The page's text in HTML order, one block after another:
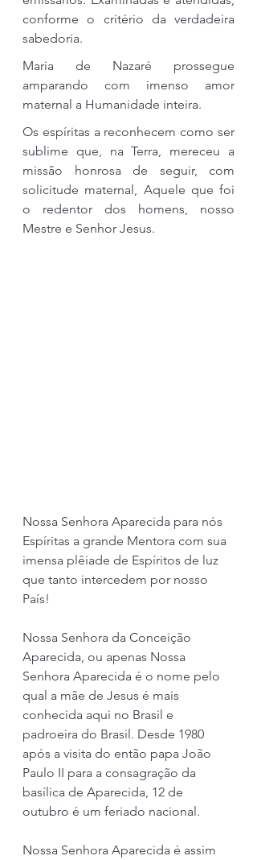
conforme o critério da verdadeira
sabedoria.
Maria de Nazaré prossegue
amparando com imenso amor
maternal a Humanidade inteira.
Os espíritas a reconhecem como ser
sublime que, na Terra, mereceu a
missão honrosa de seguir, com
solicitude maternal, Aquele que foi
o redentor dos homens, nosso
Mestre e Senhor Jesus.
Nossa Senhora Aparecida para nós
Espíritas a grande Mentora com sua
imensa plêiade de Espíritos de luz
que tanto intercedem por nosso
País!
Nossa Senhora da Conceição
Aparecida, ou apenas Nossa
Senhora Aparecida é o nome pelo
qual a mãe de Jesus é mais
conhecida aqui no Brasil e
padroeira do Brasil. Desde 1980
após a visita do então papa João
Paulo II para a consagração da
basílica de Aparecida, 12 de
outubro é um feriado nacional.
Nossa Senhora Aparecida é assim